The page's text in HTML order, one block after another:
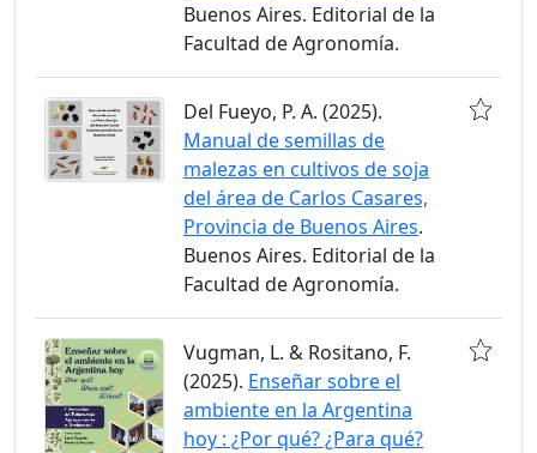
Buenos Aires. Editorial de la
Facultad de Agronomía.
Del Fueyo, P. A. (2025).
Manual de semillas de
malezas en cultivos de soja
del área de Carlos Casares,
Provincia de Buenos Aires.
Buenos Aires. Editorial de la
Facultad de Agronomía.
Vugman, L. & Rositano, F.
(2025). Enseñar sobre el
ambiente en la Argentina
hoy : ¿Por qué? ¿Para qué?